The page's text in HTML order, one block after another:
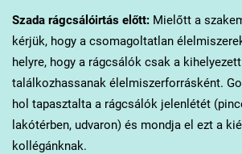
Szadarágcsálóirtás előtt:Mielőtt a
kérjük, hogy a csomagoltatlan
helyre, hogy a rágcsálók csak a
találkozhassanak élelmiszerforrásként.
hol tapasztalta a rágcsálók jelenlétét
lakótérben, udvaron) és mondja el ezt a
kollégánknak.